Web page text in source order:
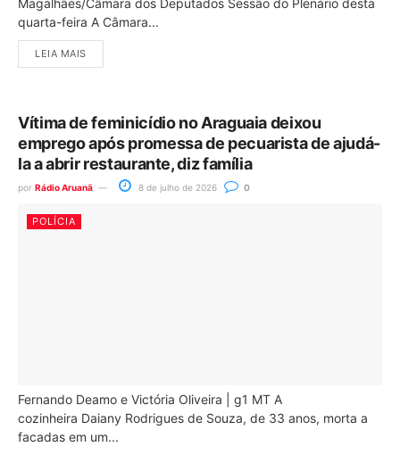
quarta-feira A Câmara...
LEIA MAIS
Vítima de feminicídio no Araguaia deixou
emprego após promessa de pecuarista de ajudá-
la a abrir restaurante, diz família
por Rádio Aruanã 8 de julho de 2026 0
POLÍCIA
Fernando Deamo e Victória Oliveira | g1 MT A
cozinheira Daiany Rodrigues de Souza, de 33 anos, morta a
facadas em um...